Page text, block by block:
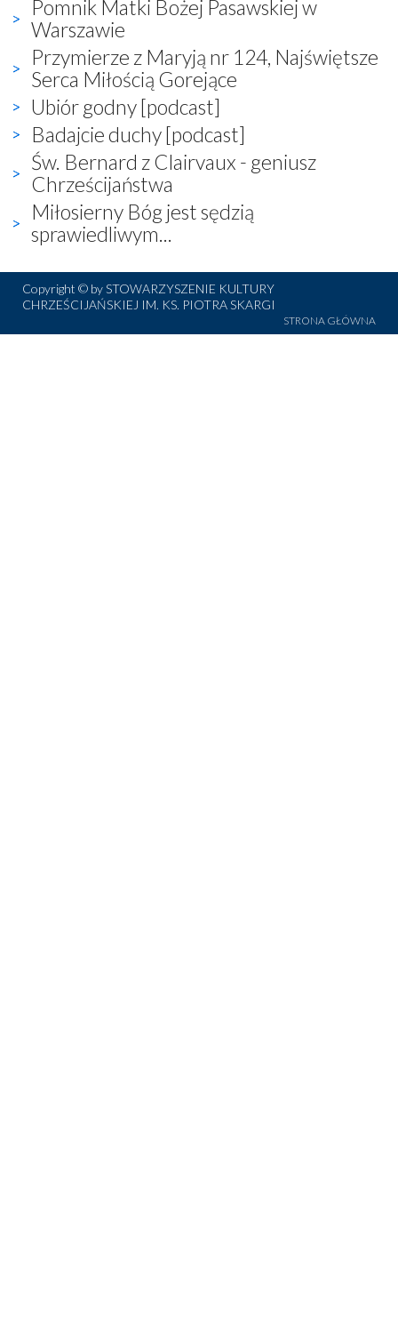
Pomnik Matki Bożej Pasawskiej w
Warszawie
Przymierze z Maryją nr 124, Najświętsze
Serca Miłością Gorejące
Ubiór godny [podcast]
Badajcie duchy [podcast]
Św. Bernard z Clairvaux - geniusz
Chrześcijaństwa
Miłosierny Bóg jest sędzią
sprawiedliwym...
Copyright © by STOWARZYSZENIE KULTURY
CHRZEŚCIJAŃSKIEJ IM. KS. PIOTRA SKARGI
STRONA GŁÓWNA